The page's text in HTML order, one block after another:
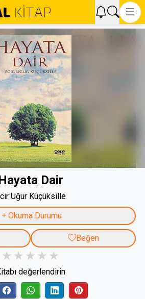
Dair
Uğur Küçüksille
Okuma Durumu
Beğen
değerlendirin